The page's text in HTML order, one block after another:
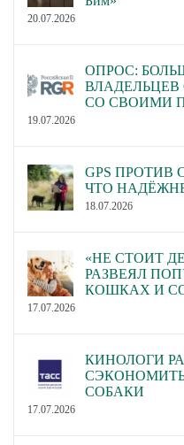
20.07.2026
ОПРОС:
СО СВОИМИ
19.07.2026
GPS ПРОТИВ
ЧТО
18.07.2026
«НЕ СТОИТ
РАЗВЕЯЛ
КОШКАХ И
17.07.2026
КИНОЛОГИ
СОБАКИ
17.07.2026